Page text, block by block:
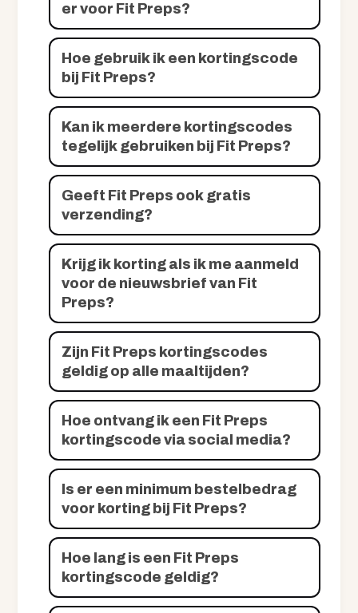
er voor Fit Preps?
Hoe gebruik ik een kortingscode
bij Fit Preps?
Kan ik meerdere kortingscodes
tegelijk gebruiken bij Fit Preps?
Geeft Fit Preps ook gratis
verzending?
Krijg ik korting als ik me aanmeld
voor de nieuwsbrief van Fit
Preps?
Zijn Fit Preps kortingscodes
geldig op alle maaltijden?
Hoe ontvang ik een Fit Preps
kortingscode via social media?
Is er een minimum bestelbedrag
voor korting bij Fit Preps?
Hoe lang is een Fit Preps
kortingscode geldig?